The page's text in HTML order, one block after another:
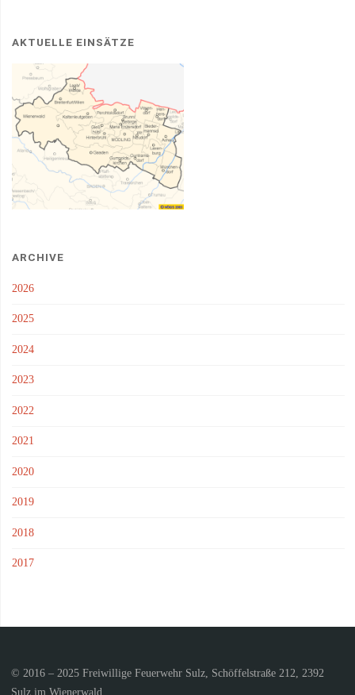
AKTUELLE EINSÄTZE
ARCHIVE
2026
2025
2024
2023
2022
2021
2020
2019
2018
2017
© 2016 – 2025 Freiwillige Feuerwehr Sulz, Schöffelstraße 212, 2392
Sulz im Wienerwald